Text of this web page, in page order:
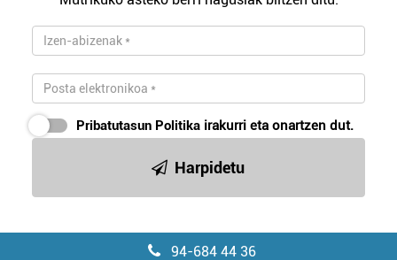
Pribatutasun Politika irakurri eta onartzen dut.
Harpidetu
94-684 44 36